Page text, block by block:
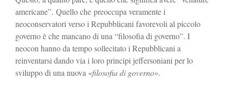
americane”. Quello che preoccupa veramente i
neoconservatori verso i Repubblicani favorevoli al piccolo
governo è che mancano di una “filosofia di governo”. I
neocon hanno da tempo sollecitato i Repubblicani a
reinventarsi dando via i loro principi jeffersoniani per lo
sviluppo di una nuova «filosofia di governo».